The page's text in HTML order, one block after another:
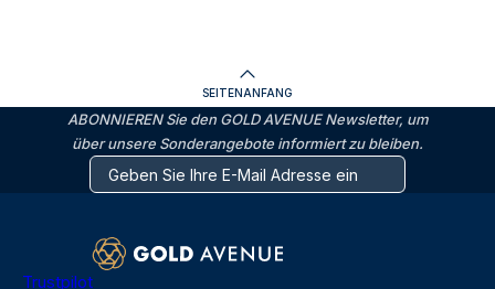
SEITENANFANG
ABONNIEREN Sie den GOLD AVENUE Newsletter, um
über unsere Sonderangebote informiert zu bleiben.
Trustpilot